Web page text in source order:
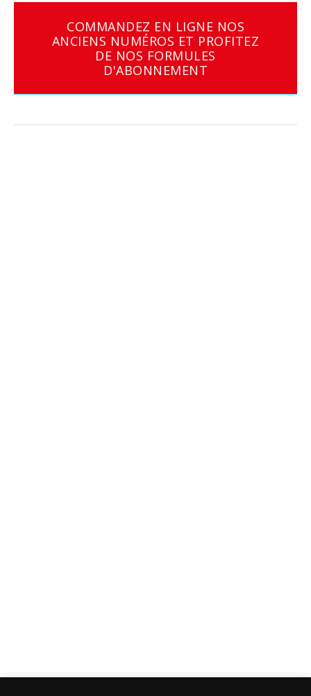
COMMANDEZ EN LIGNE NOS
ANCIENS NUMÉROS ET PROFITEZ
DE NOS FORMULES
D'ABONNEMENT